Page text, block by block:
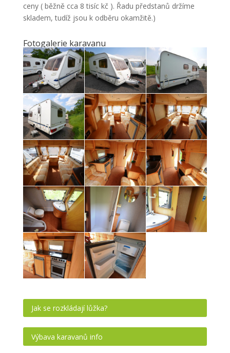
ceny ( běžně cca 8 tisíc kč ). Řadu předstanů držíme
skladem, tudíž jsou k odběru okamžitě.)
Fotogalerie karavanu
Jak se rozkládají lůžka?
Výbava karavanů info